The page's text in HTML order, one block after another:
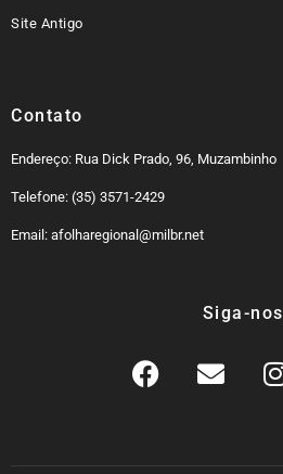
Site Antigo
Contato
Endereço: Rua Dick Prado, 96, Muzambinho
Telefone: (35) 3571-2429
Email: afolharegional@milbr.net
Siga-nos